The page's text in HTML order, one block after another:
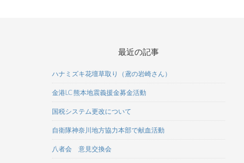
最近の記事
ハナミズキ花壇草取り（鳶の岩崎さん）
金港LC 熊本地震義援金募金活動
国税システム更改について
自衛隊神奈川地方協力本部で献血活動
八者会 意見交換会